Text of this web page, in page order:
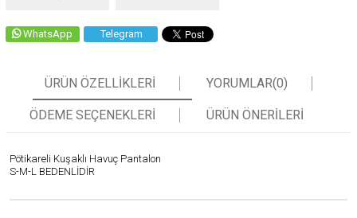
WhatsApp Telegram
ÜRÜN ÖZELLIKLERI YORUMLAR(0)
ÖDEME SEÇENEKLERI ÜRÜN ÖNERILERI
Pötikareli Kuşaklı Havuç Pantalon
S-M-L BEDENLİDİR